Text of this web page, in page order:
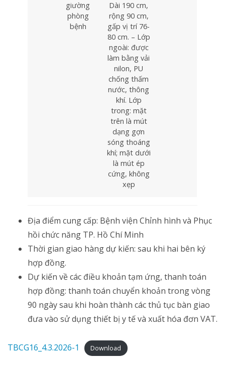
giường
phòng
bệnh
Dài 190 cm,
rộng 90 cm,
gấp vị trí 76-
80 cm. – Lớp
ngoài: được
làm bằng vải
nilon, PU
chống thấm
nước, thông
khí. Lớp
trong: mặt
trên là mút
dạng gợn
sóng thoáng
khí; mặt dưới
là mút ép
cứng, không
xẹp
Địa điểm cung cấp: Bệnh viện Chỉnh hình và Phục
hồi chức năng TP. Hồ Chí Minh
Thời gian giao hàng dự kiến: sau khi hai bên ký
hợp đồng.
Dự kiến về các điều khoản tạm ứng, thanh toán
hợp đồng: thanh toán chuyển khoản trong vòng
90 ngày sau khi hoàn thành các thủ tục bàn giao
đưa vào sử dụng thiết bị y tế và xuất hóa đơn VAT.
TBCG16_4.3.2026-1 Download